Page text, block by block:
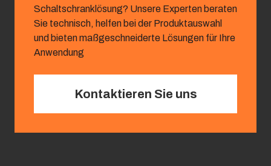
Schaltschranklösung? Unsere Experten beraten
Sie technisch, helfen bei der Produktauswahl
und bieten maßgeschneiderte Lösungen für Ihre
Anwendung
Kontaktieren Sie uns